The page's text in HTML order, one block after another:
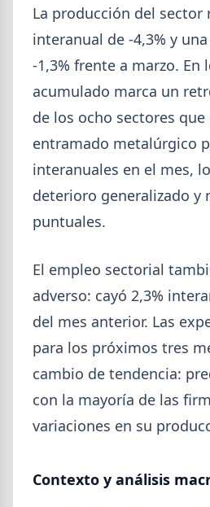
GENERAL
Día de la Siderurgia:
sector al aniversario
de Savio
El 31 de julio la industria del
Manuel Savio con inversiones
semestre de recuperación
que se reordena hacia la
La producción del
interanual de -4,3% y
-1,3% frente a marzo. En
acumulado marca un
de los ocho sectores
entramado metalúrgico
interanuales en el mes,
deterioro generalizado y
puntuales.
El empleo sectorial
adverso: cayó 2,3%
del mes anterior. Las
para los próximos tres
cambio de tendencia:
con la mayoría de las
variaciones en su
Contexto y análisis